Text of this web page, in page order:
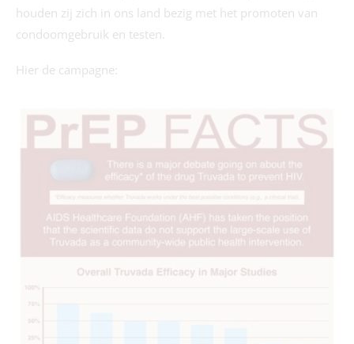
houden zij zich in ons land bezig met het promoten van
condoomgebruik en testen.
Hier de campagne: